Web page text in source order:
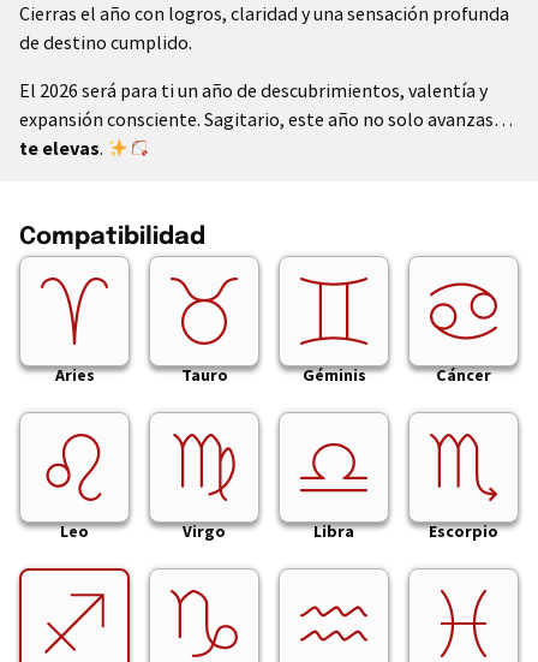
Cierras el año con logros, claridad y una sensación profunda
de destino cumplido.
El 2026 será para ti un año de descubrimientos, valentía y
expansión consciente. Sagitario, este año no solo avanzas…
te elevas.
Compatibilidad
Aries Tauro Géminis Cáncer
Leo Virgo Libra Escorpio